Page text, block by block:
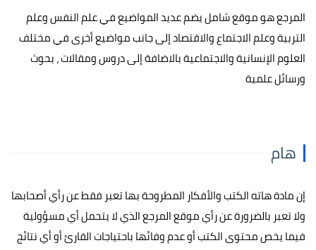
المرجع هو موقع شامل يضم عديد المواضيع في علم النفس وعلم
التربية وعلم الاجتماع والاقتصاد إلى جانب مواضيع أخرى في مختلف
العلوم الإنسانية والاجتماعية بالاضافة إلى دروس ومقالات ، بحوث
ورسائل علمية
هام
إن مادة هاته الكتب والأفكار المطروحة بها تعبر فقط عن رأي أصحابها
ولا تعبر بالضرورة عن رأي موقع المرجع الذي لا يتحمل أي مسؤولية
فيما يخص محتوى الكتب أو عدم وفائها باحتياجات القارئ أو أي نتائج